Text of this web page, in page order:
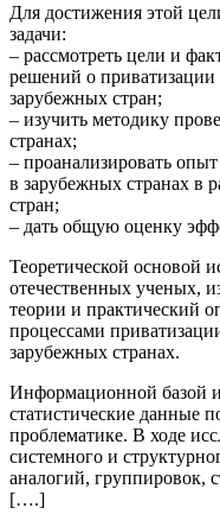
Для достижения этой
задачи:
– рассмотреть цели и
решений о приватизации
зарубежных стран;
– изучить методику
странах;
– проанализировать
в зарубежных странах в
стран;
– дать общую оценку
Теоретической основой
отечественных ученых,
теории и практический
процессами
зарубежных странах.
Информационной базой
статистические данные
проблематике. В ходе
системного и
аналогий, группировок,
[….]